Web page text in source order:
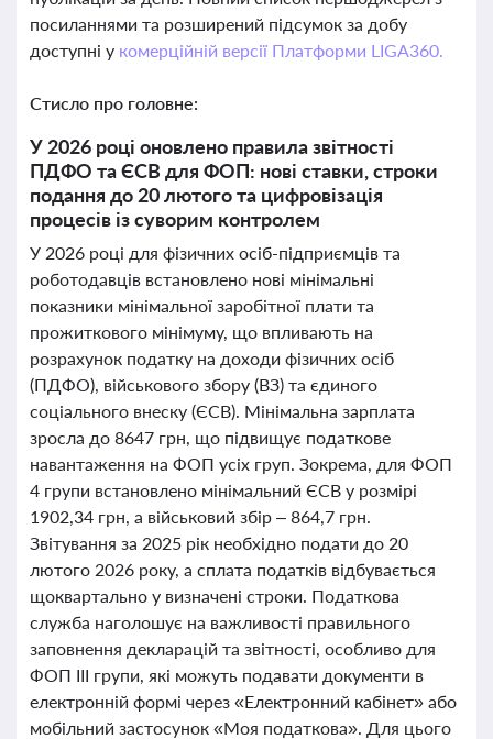
посиланнями та розширений підсумок за добу
доступні у комерційній версії Платформи LIGA360.
Стисло про головне:
У 2026 році оновлено правила звітності
ПДФО та ЄСВ для ФОП: нові ставки, строки
подання до 20 лютого та цифровізація
процесів із суворим контролем
У 2026 році для фізичних осіб-підприємців та
роботодавців встановлено нові мінімальні
показники мінімальної заробітної плати та
прожиткового мінімуму, що впливають на
розрахунок податку на доходи фізичних осіб
(ПДФО), військового збору (ВЗ) та єдиного
соціального внеску (ЄСВ). Мінімальна зарплата
зросла до 8647 грн, що підвищує податкове
навантаження на ФОП усіх груп. Зокрема, для ФОП
4 групи встановлено мінімальний ЄСВ у розмірі
1902,34 грн, а військовий збір – 864,7 грн.
Звітування за 2025 рік необхідно подати до 20
лютого 2026 року, а сплата податків відбувається
щоквартально у визначені строки. Податкова
служба наголошує на важливості правильного
заповнення декларацій та звітності, особливо для
ФОП ІІІ групи, які можуть подавати документи в
електронній формі через «Електронний кабінет» або
мобільний застосунок «Моя податкова». Для цього